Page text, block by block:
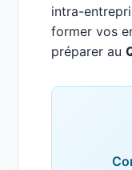
intra-
former vos
préparer au